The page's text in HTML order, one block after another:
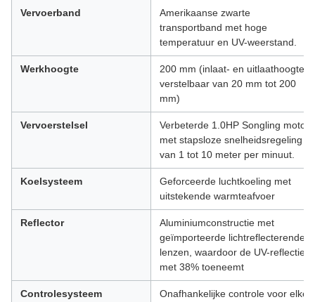
Vervoerband
Amerikaanse zwarte
transportband met hoge
temperatuur en UV-weerstand.
Werkhoogte
200 mm (inlaat- en uitlaathoogte
verstelbaar van 20 mm tot 200
mm)
Vervoerstelsel
Verbeterde 1.0HP Songling motor
met stapsloze snelheidsregeling
van 1 tot 10 meter per minuut.
Koelsysteem
Geforceerde luchtkoeling met
uitstekende warmteafvoer
Reflector
Aluminiumconstructie met
geïmporteerde lichtreflecterende
lenzen, waardoor de UV-reflectie
met 38% toeneemt
Controlesysteem
Onafhankelijke controle voor elke